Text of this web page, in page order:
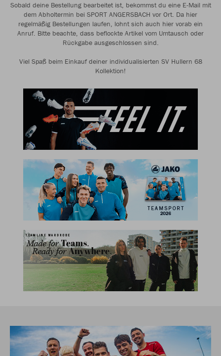
Sobald deine Bestellung bearbeitet ist, bekommst du eine E-Mail mit
dem Abholtermin bei SPORT ANGERSBACH vor Ort. Da hier
regelmäßig Bestellungen laufen, lohnt sich auch hier vorab ein
Anruf. Bitte beachte, dass beflockte Artikel vom Umtausch oder
Rückgabe ausgeschlossen sind.
Viel Spaß beim Einkauf deiner individualisierten SV Hullern 68
Kollektion!